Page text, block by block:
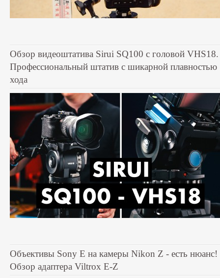
Обзор видеоштатива Sirui SQ100 с головой VHS18.
Профессиональный штатив с шикарной плавностью
хода
Объективы Sony E на камеры Nikon Z - есть нюанс!
Обзор адаптера Viltrox E-Z